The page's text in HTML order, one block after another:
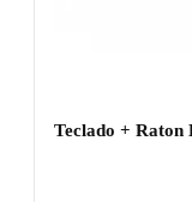
Teclado + Raton